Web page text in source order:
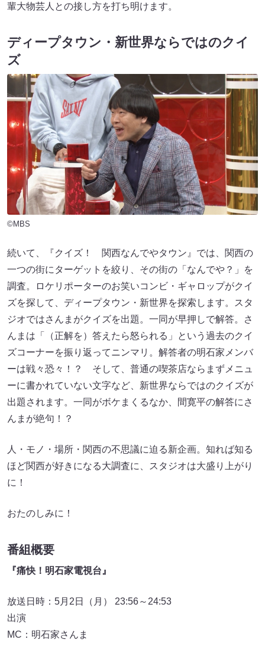
輩大物芸人との接し方を打ち明けます。
ディープタウン・新世界ならではのクイ
ズ
©MBS
続いて、『クイズ！ 関西なんでやタウン』では、関西の
一つの街にターゲットを絞り、その街の「なんでや？」を
調査。ロケリポーターのお笑いコンビ・ギャロップがクイ
ズを探して、ディープタウン・新世界を探索します。スタ
ジオではさんまがクイズを出題。一同が早押しで解答。さ
んまは「（正解を）答えたら怒られる」という過去のクイ
ズコーナーを振り返ってニンマリ。解答者の明石家メンバ
ーは戦々恐々！？ そして、普通の喫茶店ならまずメニュ
ーに書かれていない文字など、新世界ならではのクイズが
出題されます。一同がボケまくるなか、間寛平の解答にさ
んまが絶句！？
人・モノ・場所・関西の不思議に迫る新企画。知れば知る
ほど関西が好きになる大調査に、スタジオは大盛り上がり
に！
おたのしみに！
番組概要
『痛快！明石家電視台』
放送日時：5月2日（月） 23:56～24:53
出演
MC：明石家さんま